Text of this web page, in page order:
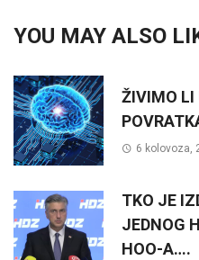
YOU MAY ALSO
ŽIVIMO LI
6 kolovoza,
TKO JE
JEDNOG
HOO-A….